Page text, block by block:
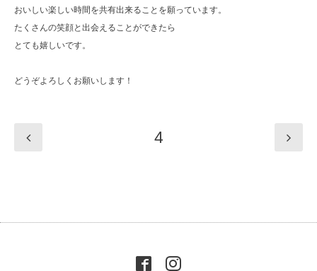
おいしい楽しい時間を共有出来ることを願っています。
たくさんの笑顔と出会えることができたら
とても嬉しいです。
どうぞよろしくお願いします！
4